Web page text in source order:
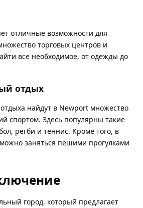
отличные возможности для
торговых центров и
все необходимое, от одежды до
отдых
найдут в Newport множество
спортом. Здесь популярны такие
регби и теннис. Кроме того, в
можно заняться пешими прогулками
город, который предлагает